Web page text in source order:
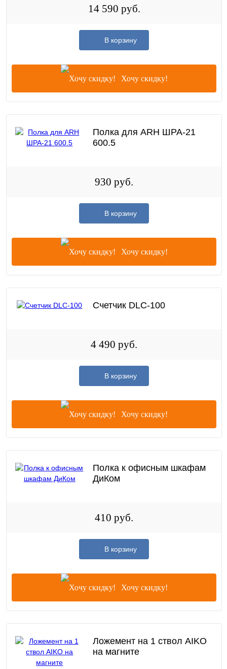
14 590 руб.
В корзину
Хочу скидку!
Полка для ARH ШРА-21
600.5
930 руб.
В корзину
Хочу скидку!
Счетчик DLC-100
4 490 руб.
В корзину
Хочу скидку!
Полка к офисным шкафам
ДиКом
410 руб.
В корзину
Хочу скидку!
Ложемент на 1 ствол AIKO
на магните